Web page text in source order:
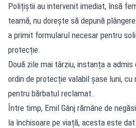
Polițiștii au intervenit imediat, însă
teamă, nu dorește să depună
a primit formularul necesar pentru
protecție.
Două zile mai târziu, instanța a admis
ordin de protecție valabil șase luni,
pentru bărbatul reclamat.
Între timp, Emil Gânj rămâne de
la închisoare pe viață, acesta este